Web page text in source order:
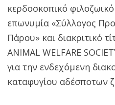
κερδοσκοπικό
επωνυμία «Σύλλογος
Πάρου» και διακριτικό
ANIMAL WELFARE
για την ενδεχόμενη
καταφυγίου αδέσποτων